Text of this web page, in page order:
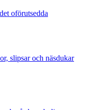
oförutsedda
slipsar och näsdukar